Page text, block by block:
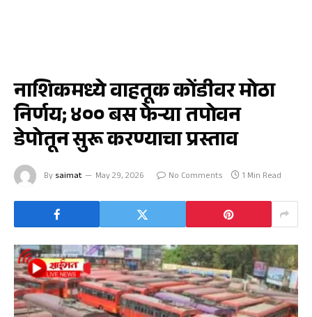
नाशिकमध्ये वाहतूक कोंडीवर मोठा
निर्णय; ४०० बस फेऱ्या तपोवन
डेपोतून सुरू करण्याचा प्रस्ताव
By saimat May 29, 2026 No Comments 1 Min Read